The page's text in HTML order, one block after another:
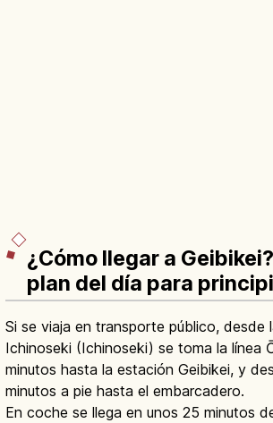
¿Cómo llegar a
plan del día para
Si se viaja en transporte público, desde
Ichinoseki (Ichinoseki) se toma la línea
minutos hasta la estación Geibikei, y
minutos a pie hasta el embarcadero.
En coche se llega en unos 25 minutos